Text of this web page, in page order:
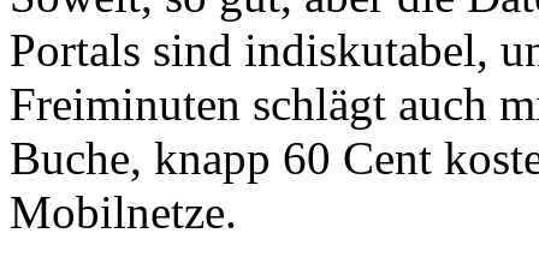
Portals sind indiskutabel,
Freiminuten schlägt auch
Buche, knapp 60 Cent
Mobilnetze.